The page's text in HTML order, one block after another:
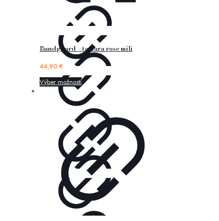
Bundgaard – tamara rose mili
44,90 €
Výber možností